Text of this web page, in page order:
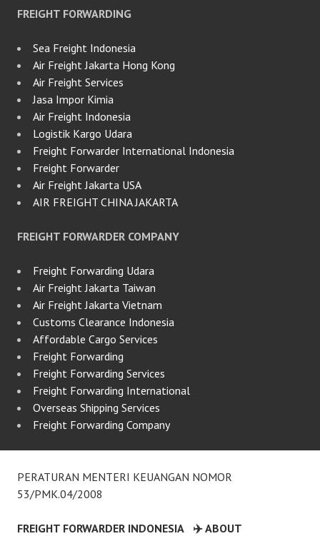
FREIGHT FORWARDING
Sea Freight Indonesia
Air Freight Jakarta Hong Kong
Air Freight Services
Jasa Impor Kimia
Air Freight Indonesia
Logistik Kargo Udara
Freight Forwarder International Indonesia
Freight Forwarder
Air Freight Jakarta USA
AIR FREIGHT CHINA JAKARTA
FREIGHT FORWARDER COMPANY
Freight Forwarding Udara
Air Freight Jakarta Taiwan
Air Freight Jakarta Vietnam
Customs Clearance Indonesia
Affordable Cargo Services
Freight Forwarding
Freight Forwarding Services
Freight Forwarding International
Overseas Shipping Services
Freight Forwarding Company
PERATURAN MENTERI KEUANGAN NOMOR
53/PMK.04/2008
FREIGHT FORWARDER INDONESIA
✈️ ABOUT